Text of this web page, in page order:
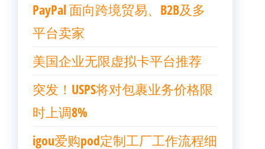
PayPal 面向跨境贸易、B2B及多
平台卖家
美国企业无限虚拟卡平台推荐
突发！USPS将对包裹业务价格限
时上调8%
igou爱购pod定制工厂工作流程细